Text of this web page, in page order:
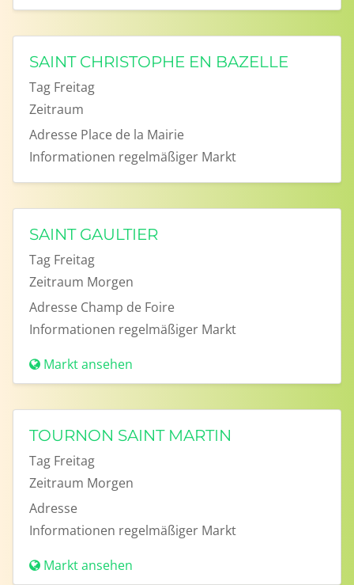
SAINT CHRISTOPHE EN BAZELLE
Tag Freitag
Zeitraum
Adresse Place de la Mairie
Informationen regelmäßiger Markt
SAINT GAULTIER
Tag Freitag
Zeitraum Morgen
Adresse Champ de Foire
Informationen regelmäßiger Markt
Markt ansehen
TOURNON SAINT MARTIN
Tag Freitag
Zeitraum Morgen
Adresse
Informationen regelmäßiger Markt
Markt ansehen